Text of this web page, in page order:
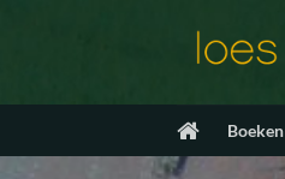
Boeken